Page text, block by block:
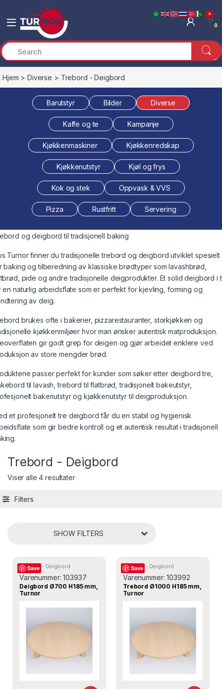
Skip to navigation
Skip to content
0
Hjem >Diverse > Trebord - Deigbord
Barutstyr Bilder Diverse
Kaffe og te Kampanje
Kjøkkenmaskiner Kjøkkenredskap
Kjøkkenutstyr Kjøl og frys
Kok og stek Oppvask & VVS
Pizza Rustfritt Servering
og deigbord til tradisjonell baking
Turnor finner du tradisjonelle trebord og deigbord utviklet spesielt
baking og tilberedning av klassiske brødtyper som lavashbrød,
pide og andre tradisjonelle deigprodukter. Et solid deigbord i
en naturlig arbeidsflate som er perfekt for kjevling, forming og
av deig.
brukes ofte i bakerier, pizzarestauranter, storkjøkken og
kjøkkenmiljøer hvor man ønsker autentisk matproduksjon.
gir godt grep for deigen og gjør arbeidet enklere ved
av store mengder brød.
passer perfekt for kunder som søker etter deigbord tre,
til lavash, trebord til flatbrød, tradisjonelt bakeutstyr,
bakeriutstyr og kjøkkenutstyr til deigproduksjon.
et profesjonelt tre deigbord får du en stabil og hygienisk
som gir bedre kontroll og et autentisk resultat i tradisjonell
Trebord - Deigbord
Viser alle 4 resultater
Filters
SHOW FILTERS
Save
Trebord - Deigbord
Varenummer:103937
Deigbord Ø700 H185 mm,
Turnor
Save
Trebord - Deigbord
Varenummer:103992
Trebord Ø1000 H185 mm,
Turnor